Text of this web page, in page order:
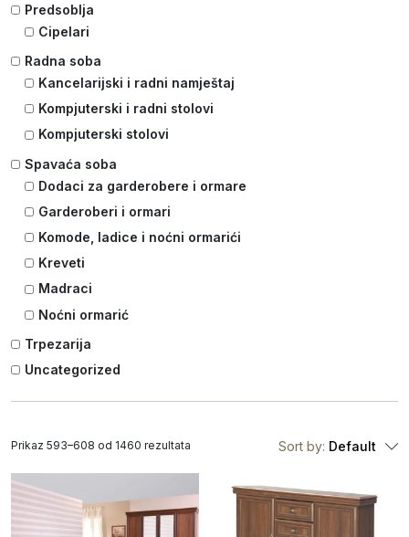
Predsoblja
Cipelari
Radna soba
Kancelarijski i radni namještaj
Kompjuterski i radni stolovi
Kompjuterski stolovi
Spavaća soba
Dodaci za garderobere i ormare
Garderoberi i ormari
Komode, ladice i noćni ormarići
Kreveti
Madraci
Noćni ormarić
Trpezarija
Uncategorized
Sort by: Default
Prikaz 593–608 od 1460 rezultata